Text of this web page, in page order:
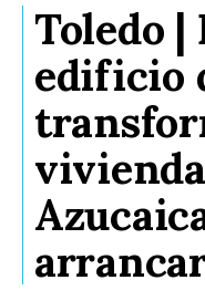
Toledo |
edificio